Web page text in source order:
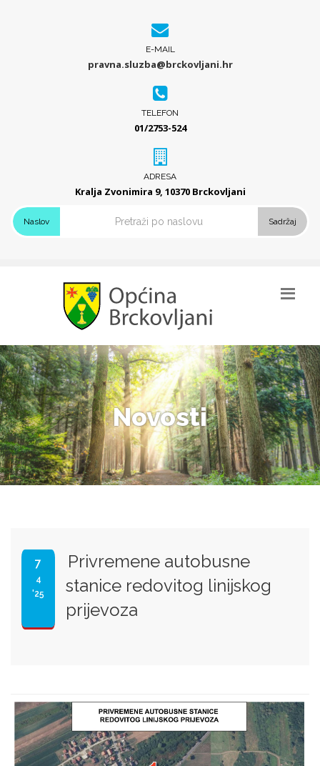
E-MAIL
pravna.sluzba@brckovljani.hr
TELEFON
01/2753-524
ADRESA
Kralja Zvonimira 9, 10370 Brckovljani
Naslov Sadržaj
Novosti
7
4
'25
Privremene autobusne
stanice redovitog linijskog
prijevoza